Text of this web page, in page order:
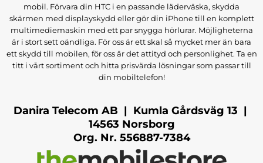
mobil. Förvara din HTC i en passande läderväska, skydda
skärmen med displayskydd eller gör din iPhone till en komplett
multimediemaskin med ett par snygga hörlurar. Möjligheterna
är i stort sett oändliga. För oss är ett skal så mycket mer än bara
ett skydd till mobilen, för oss är det attityd och personlighet. Ta en
titt i vårt sortiment och hitta prisvärda lösningar som passar till
din mobiltelefon!
Danira Telecom AB | Kumla Gårdsväg 13 |
14563 Norsborg
Org. Nr. 556887-7384